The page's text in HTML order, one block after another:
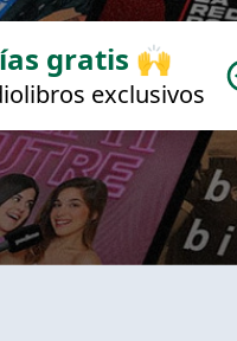
gratis 🙌
exclusivos